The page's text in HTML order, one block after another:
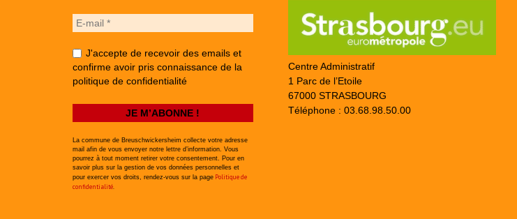
J'accepte de recevoir des emails et
confirme avoir pris connaissance de la
politique de confidentialité
La commune de Breuschwickersheim collecte votre adresse
mail afin de vous envoyer notre lettre d’information. Vous
pourrez à tout moment retirer votre consentement. Pour en
savoir plus sur la gestion de vos données personnelles et
pour exercer vos droits, rendez-vous sur la page Politique de
confidentialité
Centre Administratif
1 Parc de l’Etoile
67000 STRASBOURG
Téléphone : 03.68.98.50.00